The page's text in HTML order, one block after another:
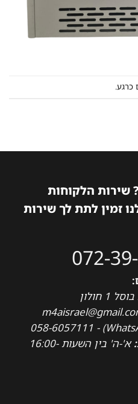
שירות הלקוחות
זמין לתת לך שירות
072-
1 חולון
א'-ה' בין השעות 16:00-